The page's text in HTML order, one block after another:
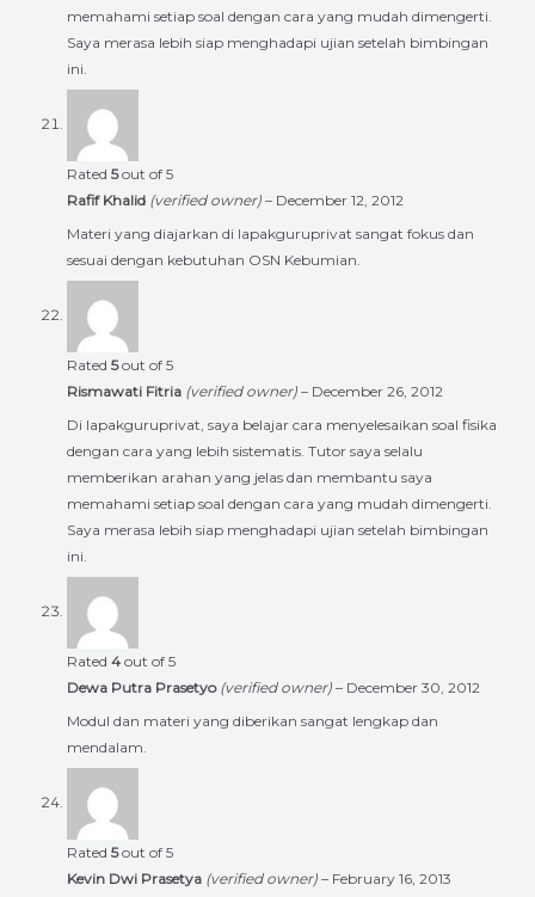
memahami setiap soal dengan cara yang mudah dimengerti.
Saya merasa lebih siap menghadapi ujian setelah bimbingan
ini.
Rated 5out of 5
Rafif Khalid (verified owner) – December 12, 2012
Materi yang diajarkan di lapakguruprivat sangat fokus dan
sesuai dengan kebutuhan OSN Kebumian.
Rated 5out of 5
Rismawati Fitria (verified owner) – December 26, 2012
Di lapakguruprivat, saya belajar cara menyelesaikan soal fisika
dengan cara yang lebih sistematis. Tutor saya selalu
memberikan arahan yang jelas dan membantu saya
memahami setiap soal dengan cara yang mudah dimengerti.
Saya merasa lebih siap menghadapi ujian setelah bimbingan
ini.
Rated 4 out of 5
Dewa Putra Prasetyo (verified owner) – December 30, 2012
Modul dan materi yang diberikan sangat lengkap dan
mendalam.
Rated 5out of 5
Kevin Dwi Prasetya (verified owner) – February 16, 2013